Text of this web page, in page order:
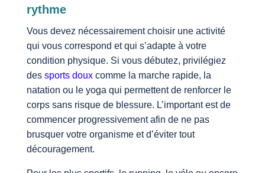
rythme
Vous devez nécessairement choisir une activité
qui vous correspond et qui s’adapte à votre
condition physique. Si vous débutez, privilégiez
des sports douxcomme la marche rapide, la
natation ou le yoga qui permettent de renforcer le
corps sans risque de blessure. L’important est de
commencer progressivement afin de ne pas
brusquer votre organisme et d’éviter tout
découragement.